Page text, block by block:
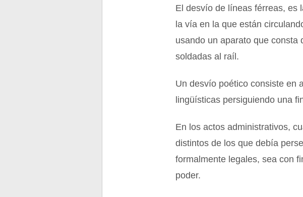
El desvío de líneas férreas, es
la vía en la que están
usando un aparato que consta
soldadas al raíl.
Un desvío poético consiste en
lingüísticas persiguiendo una
En los actos administrativos,
distintos de los que debía
formalmente legales, sea con
poder.